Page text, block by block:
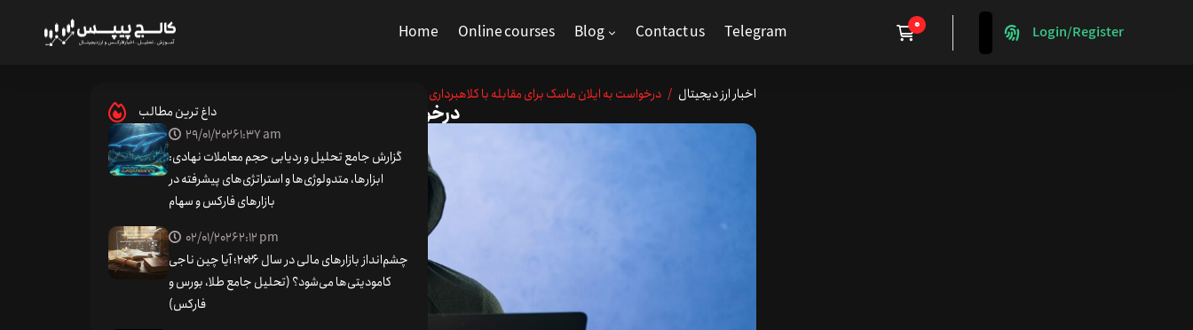
Home Online courses Blog Contact us Telegram Login/Register
اخبار ارز دیجیتال / درخواست به ایلان ماسک برای مقابله با کلاهبرداری
درخواست به ایلان ماسک برای مقابله با کلاهبرداری
داغ ترین مطالب
29/01/20261:37 am
گزارش جامع تحلیل و ردیابی حجم معاملات نهادی:
ابزارها، متدولوژی‌ها و استراتژی‌های پیشرفته در
بازارهای فارکس و سهام
02/01/20262:12 pm
چشم‌انداز بازارهای مالی در سال ۲۰۲۶؛ آیا چین ناجی
کامودیتی‌ها می‌شود؟ (تحلیل جامع طلا، بورس و
فارکس)